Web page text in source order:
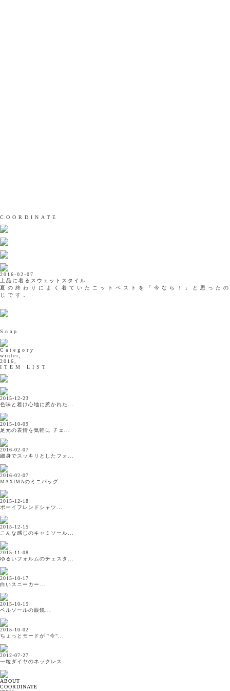
COORDINATE
2016-02-07
上品に着るスウェットスタイル
夏の終わりによく着ていたニットベストを「今なら！」と思った
じです。
Snap
Category
winter,
2016,
ITEM LIST
2015-12-23
色味と着け心地に惹かれた...
2015-10-09
足元の表情を気軽に チェ...
2016-02-07
細身でスッキリとしたフォ...
2016-02-07
MAXIMAのミニバッグ...
2015-12-18
ボーイフレンドシャツ...
2015-12-15
こんな感じのキャミソール...
2015-11-08
ゆるいフォルムのチェスタ...
2015-10-17
白いスニーカー...
2015-10-15
ペルソールの眼鏡...
2015-10-02
ちょっとモードが "今"...
2012-07-27
一粒ダイヤのネックレス...
ABOUT
COORDINATE